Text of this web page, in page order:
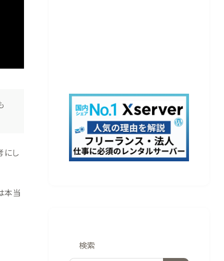
にし
本当
検索